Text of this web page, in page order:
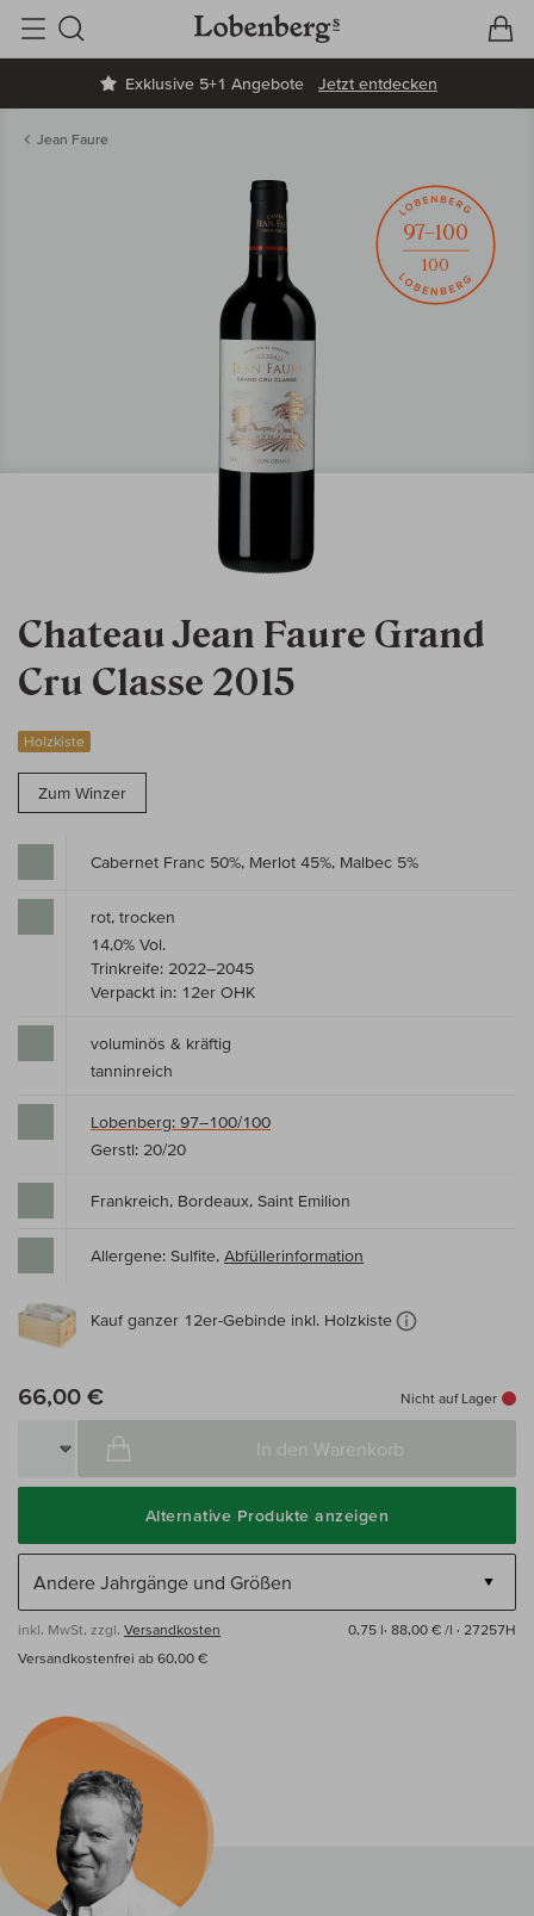
Exklusive 5+1 Angebote Jetzt entdecken
Suche
Jean Faure
Chateau Jean Faure Grand
Cru Classe 2015
Holzkiste
Zum Winzer
97–100
100
Cabernet Franc 50%, Merlot 45%, Malbec 5%
rot, trocken
14,0% Vol.
Trinkreife: 2022–2045
Verpackt in: 12er OHK
voluminös & kräftig
tanninreich
Lobenberg: 97–100/100
Gerstl: 20/20
Frankreich, Bordeaux, Saint Emilion
Allergene: Sulfite, Abfüllerinformation
Kauf ganzer 12er-Gebinde inkl. Holzkiste
66,00 € Nicht auf Lager
In den Warenkorb
Alternative Produkte anzeigen
inkl. MwSt, zzgl. Versandkosten 0,75 l· 88,00 € /l · 27257H
Versandkostenfrei ab 60,00 €